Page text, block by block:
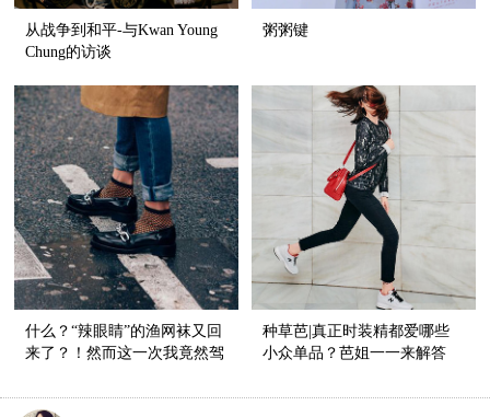
从战争到和平-与Kwan Young
Chung的访谈
粥粥键
什么？“辣眼睛”的渔网袜又回
来了？！然而这一次我竟然驾
种草芭|真正时装精都爱哪些
小众单品？芭姐一一来解答